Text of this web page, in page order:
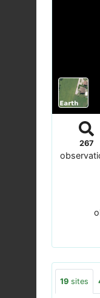
267
19 sites